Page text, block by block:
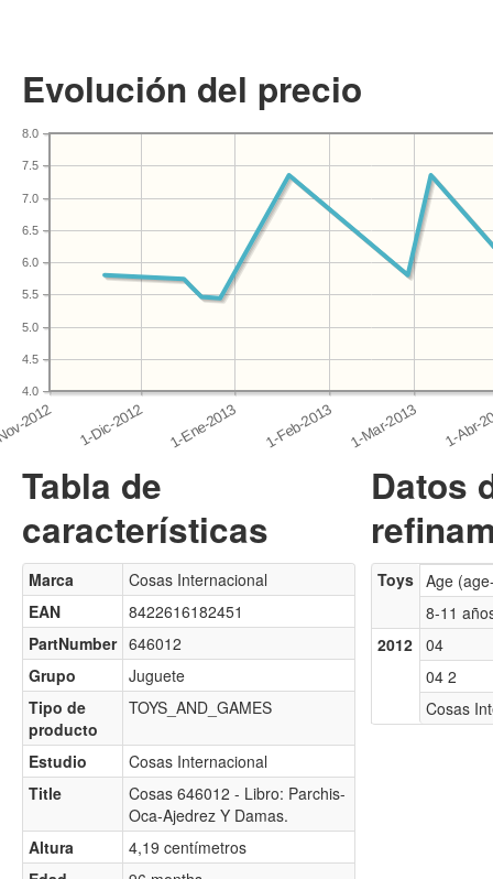
Evolución del precio
4.0
4.5
5.0
5.5
6.0
6.5
7.0
7.5
8.0
Tabla de
características
Marca
Cosas Internacional
EAN
8422616182451
PartNumber 646012
Grupo
Juguete
Tipo de
producto
TOYS_AND_GAMES
Estudio
Cosas Internacional
Title
Cosas 646012 - Libro: Parchis-
Oca-Ajedrez Y Damas.
Altura
4,19 centímetros
Datos
Toys Age
8-11
2012
04
04 2
Cosas